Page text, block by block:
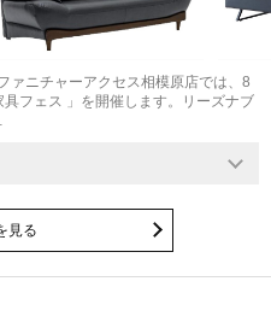
ァニチャーアクセス相模原店では、8
フェス 」を開催します。リーズナブ
見る